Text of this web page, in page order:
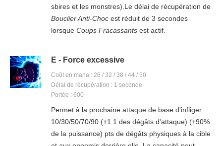
sbires et les monstres).Le délai de récupération de
Bouclier Anti-Choc est réduit de 3 secondes
lorsqueCoups Fracassants est actif.
E - Force excessive
Coût en mana : 26 / 32 / 38 / 44 / 50
Délai de récupération : 1 seconde
Portée : 600
Permet à la prochaine attaque de base d'infliger
10/30/50/70/90 (+1.1 des dégâts d'attaque) (+90%
de la puissance) pts de dégâts physiques à la cible